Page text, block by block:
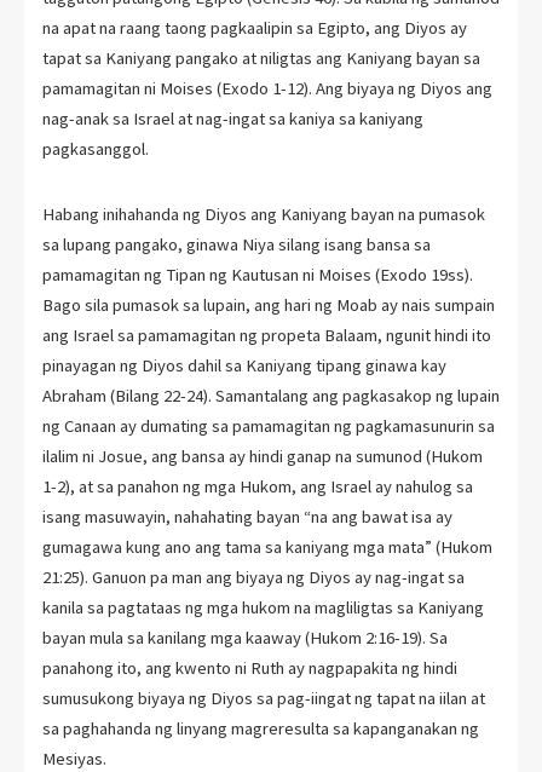
na apat na raang taong pagkaalipin sa Egipto, ang Diyos ay
tapat sa Kaniyang pangako at niligtas ang Kaniyang bayan sa
pamamagitan ni Moises (Exodo 1-12). Ang biyaya ng Diyos ang
nag-anak sa Israel at nag-ingat sa kaniya sa kaniyang
pagkasanggol.
Habang inihahanda ng Diyos ang Kaniyang bayan na pumasok
sa lupang pangako, ginawa Niya silang isang bansa sa
pamamagitan ng Tipan ng Kautusan ni Moises (Exodo 19ss).
Bago sila pumasok sa lupain, ang hari ng Moab ay nais sumpain
ang Israel sa pamamagitan ng propeta Balaam, ngunit hindi ito
pinayagan ng Diyos dahil sa Kaniyang tipang ginawa kay
Abraham (Bilang 22-24). Samantalang ang pagkasakop ng lupain
ng Canaan ay dumating sa pamamagitan ng pagkamasunurin sa
ilalim ni Josue, ang bansa ay hindi ganap na sumunod (Hukom
1-2), at sa panahon ng mga Hukom, ang Israel ay nahulog sa
isang masuwayin, nahahating bayan “na ang bawat isa ay
gumagawa kung ano ang tama sa kaniyang mga mata” (Hukom
21:25). Ganuon pa man ang biyaya ng Diyos ay nag-ingat sa
kanila sa pagtataas ng mga hukom na magliligtas sa Kaniyang
bayan mula sa kanilang mga kaaway (Hukom 2:16-19). Sa
panahong ito, ang kwento ni Ruth ay nagpapakita ng hindi
sumusukong biyaya ng Diyos sa pag-iingat ng tapat na iilan at
sa paghahanda ng linyang magreresulta sa kapanganakan ng
Mesiyas.